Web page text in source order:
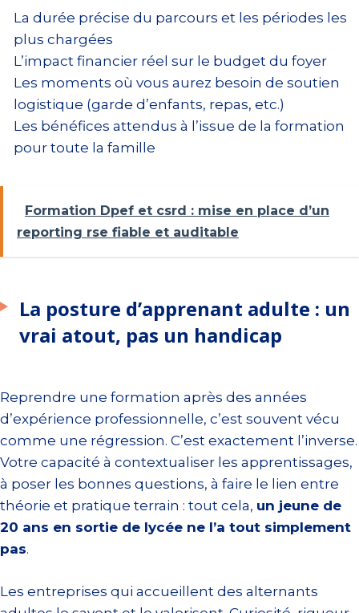
La durée précise du parcours et les périodes les
plus chargées
L’impact financier réel sur le budget du foyer
Les moments où vous aurez besoin de soutien
logistique (garde d’enfants, repas, etc.)
Les bénéfices attendus à l’issue de la formation
pour toute la famille
Formation Dpef et csrd : mise en place d’un
reporting rse fiable et auditable
La posture d’apprenant adulte : un
vrai atout, pas un handicap
Reprendre une formation après des années
d’expérience professionnelle, c’est souvent vécu
comme une régression. C’est exactement l’inverse.
Votre capacité à contextualiser les apprentissages,
à poser les bonnes questions, à faire le lien entre
théorie et pratique terrain : tout cela, un jeune de
20 ans en sortie de lycée ne l’a tout simplement
pas.
Les entreprises qui accueillent des alternants